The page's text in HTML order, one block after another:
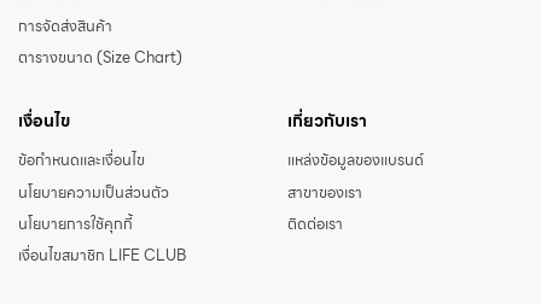
การจัดส่งสินค้า
ตารางขนาด (Size Chart)
เงื่อนไข
ข้อกำหนดและเงื่อนไข
นโยบายความเป็นส่วนตัว
นโยบายการใช้คุกกี้
เงื่อนไขสมาชิก LIFE CLUB
เกี่ยวกับเรา
แหล่งข้อมูลของแบรนด์
สาขาของเรา
ติดต่อเรา